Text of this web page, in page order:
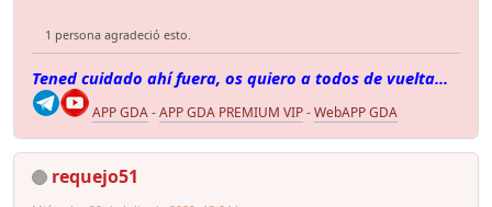
1 persona agradeció esto.
Tened cuidado ahí fuera, os quiero a todos de vuelta...
APP GDA-APP GDA PREMIUM VIP-WebAPP GDA
requejo51